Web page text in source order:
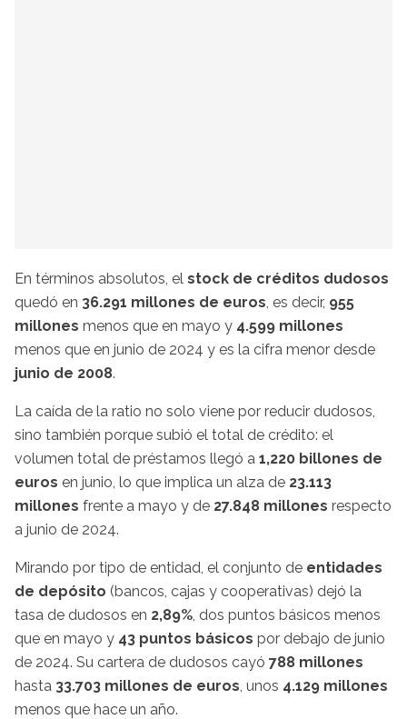
En términos absolutos, el stock de créditos dudosos
quedó en 36.291 millones de euros, es decir, 955
millones menos que en mayo y 4.599 millones
menos que en junio de 2024 y es la cifra menor desde
junio de 2008.
La caída de la ratio no solo viene por reducir dudosos,
sino también porque subió el total de crédito: el
volumen total de préstamos llegó a 1,220 billones de
euros en junio, lo que implica un alza de 23.113
millones frente a mayo y de 27.848 millones respecto
a junio de 2024.
Mirando por tipo de entidad, el conjunto de entidades
de depósito (bancos, cajas y cooperativas) dejó la
tasa de dudosos en 2,89%, dos puntos básicos menos
que en mayo y 43 puntos básicos por debajo de junio
de 2024. Su cartera de dudosos cayó 788 millones
hasta 33.703 millones de euros, unos 4.129 millones
menos que hace un año.